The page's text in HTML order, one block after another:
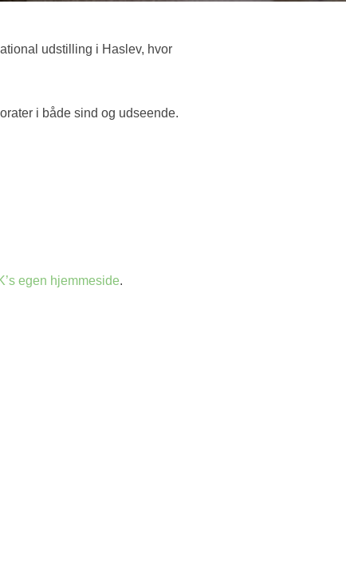
udstilling i Haslev, hvor
i både sind og udseende.
egen hjemmeside.